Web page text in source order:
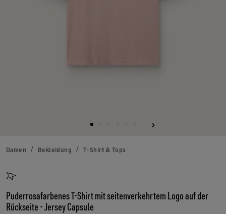
Damen Bekleidung T-Shirt & Tops
Puderrosafarbenes T-Shirt mit seitenverkehrtem Logo auf der
Rückseite - Jersey Capsule